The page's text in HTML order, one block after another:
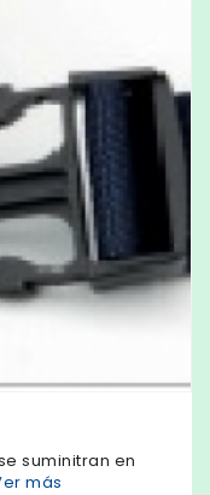
suminitran en
más